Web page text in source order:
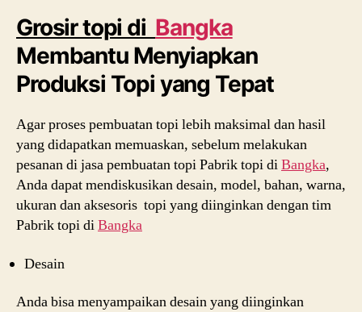
Grosir topi di Bangka
Membantu Menyiapkan
Produksi Topi yang Tepat
Agar proses pembuatan topi lebih maksimal dan hasil
yang didapatkan memuaskan, sebelum melakukan
pesanan di jasa pembuatan topi Pabrik topi diBangka,
Anda dapat mendiskusikan desain, model, bahan, warna,
ukuran dan aksesoris topi yang diinginkan dengan tim
Pabrik topi diBangka
Desain
Anda bisa menyampaikan desain yang diinginkan